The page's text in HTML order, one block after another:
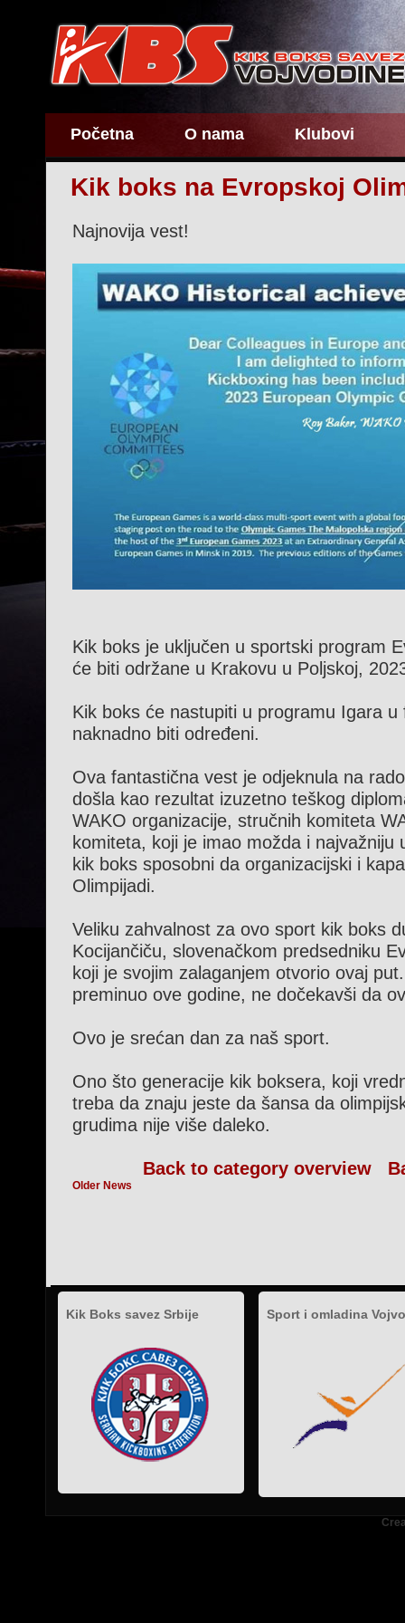
Početna O nama Klubovi
Kik boks na Evropskoj
Najnovija vest!
Kik boks je uključen u sportski program
će biti održane u Krakovu u Poljskoj,
Kik boks će nastupiti u programu Igara
naknadno biti određeni.
Ova fantastična vest je odjeknula na
došla kao rezultat izuzetno teškog
WAKO organizacije, stručnih komiteta
komiteta, koji je imao možda i najvažniju
kik boks sposobni da organizacijski i
Olimpijadi.
Veliku zahvalnost za ovo sport kik boks
Kocijančiču, slovenačkom predsedniku
koji je svojim zalaganjem otvorio ovaj
preminuo ove godine, ne dočekavši da
Ovo je srećan dan za naš sport.
Ono što generacije kik boksera, koji
treba da znaju jeste da šansa da
grudima nije više daleko.
Back to category overview
Older News
Kik Boks savez Srbije Sport i omladina